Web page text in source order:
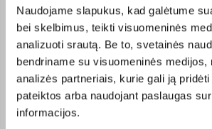
Naudojame slapukus, kad galėtume
bei skelbimus, teikti visuomeninės
analizuoti srautą. Be to, svetainės
bendriname su visuomeninės medijos,
analizės partneriais, kurie gali ją
pateiktos arba naudojant paslaugas
informacijos.
Visoms prekėms nuo 150 Eur taikomas
lizingas, todėl norimas prekes galima
Pristatymas visoje Lietuvoje į paštomatus
o užsakymams nuo 499 € pristatymas į
kurjerio pristatymas – nuo 2,99 €.
paprastai pristatomos per 1–2 darbo dienas,
kiekvienos prekės pristatymo terminas
puslapyje.